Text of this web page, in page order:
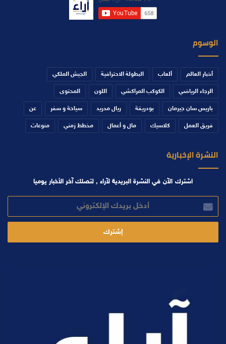
الوسوم
أخبار العالم ألعاب البطولة الاحترافية الجيش الملكي
الرجاء الرياضي الكوكب المراكشي اللون المحتوى
باريس سان جيرمان بودريقة ريال مدريد سياحة و سفر عن
فريق العمل كلاسيك مال و أعمال مخطط زمني منوعات
النشرة الإخبارية
اشترك الآن في النشرة البريدية لآراء , لتصلك آخر الأخبار يوميا
بريدك
الإلكتروني